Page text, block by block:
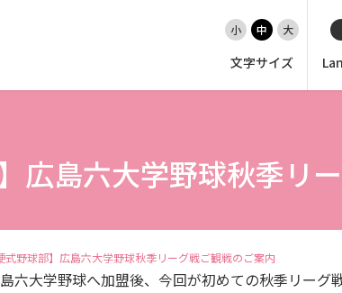
文字サイズ
小 中 大
式野球部】広島六大学野球秋季リーグ戦ご観戦のご案内
広島六大学野球秋季リ
六大学野球へ加盟後、今回が初めての秋季リーグ戦